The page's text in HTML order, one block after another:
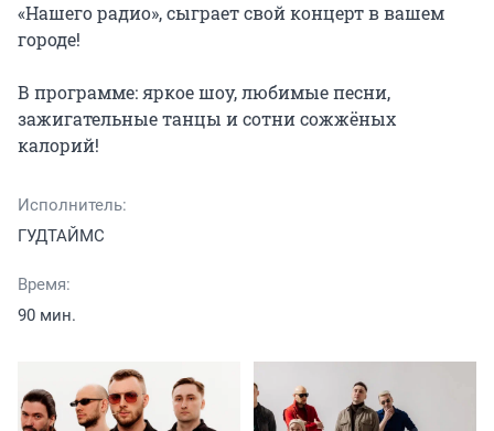
«Нашего радио», сыграет свой концерт в вашем
городе!
В программе: яркое шоу, любимые песни,
зажигательные танцы и сотни сожжёных
калорий!
Исполнитель:
ГУДТАЙМС
Время:
90 мин.